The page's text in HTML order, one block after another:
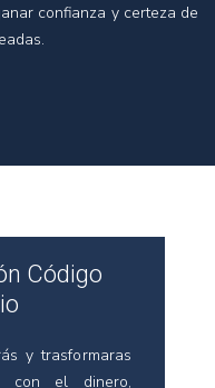
confianza y certeza de
Código
y trasformaras
con el dinero,